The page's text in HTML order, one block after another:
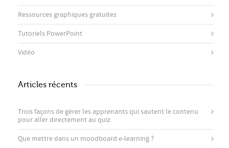
Ressources graphiques gratuites
Tutoriels PowerPoint
Vidéo
Articles récents
Trois façons de gérer les apprenants qui sautent le contenu
pour aller directement au quiz
Que mettre dans un moodboard e-learning ?